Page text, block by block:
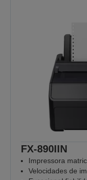
FX-890IIN
Impressora
Velocidades de